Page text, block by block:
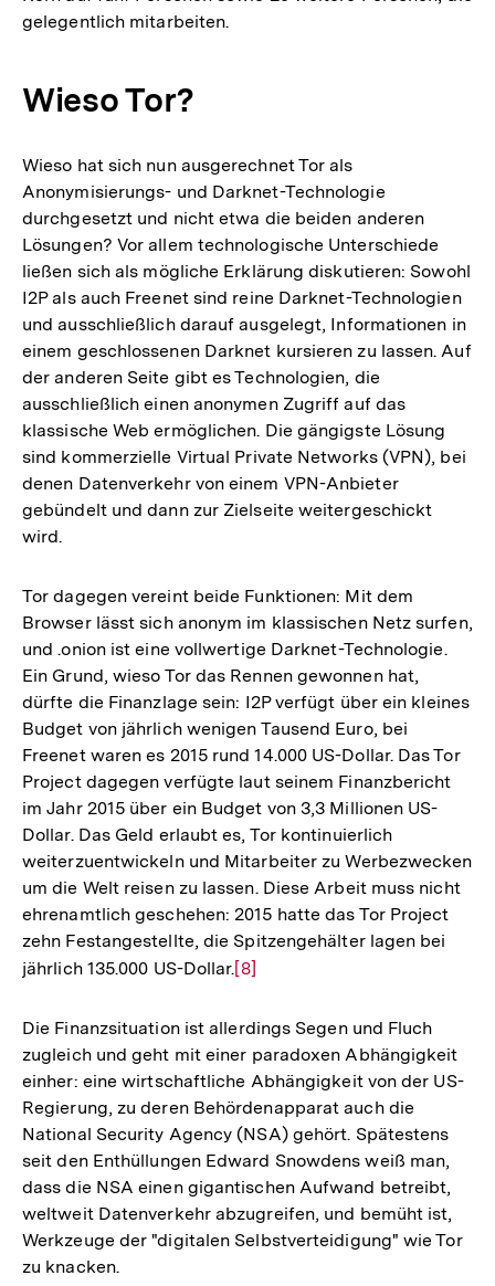
gelegentlich mitarbeiten.
Wieso Tor?
Wieso hat sich nun ausgerechnet Tor als
Anonymisierungs- und Darknet-Technologie
durchgesetzt und nicht etwa die beiden anderen
Lösungen? Vor allem technologische Unterschiede
ließen sich als mögliche Erklärung diskutieren: Sowohl
I2P als auch Freenet sind reine Darknet-Technologien
und ausschließlich darauf ausgelegt, Informationen in
einem geschlossenen Darknet kursieren zu lassen. Auf
der anderen Seite gibt es Technologien, die
ausschließlich einen anonymen Zugriff auf das
klassische Web ermöglichen. Die gängigste Lösung
sind kommerzielle Virtual Private Networks (VPN), bei
denen Datenverkehr von einem VPN-Anbieter
gebündelt und dann zur Zielseite weitergeschickt
wird.
Tor dagegen vereint beide Funktionen: Mit dem
Browser lässt sich anonym im klassischen Netz surfen,
und .onion ist eine vollwertige Darknet-Technologie.
Ein Grund, wieso Tor das Rennen gewonnen hat,
dürfte die Finanzlage sein: I2P verfügt über ein kleines
Budget von jährlich wenigen Tausend Euro, bei
Freenet waren es 2015 rund 14.000 US-Dollar. Das Tor
Project dagegen verfügte laut seinem Finanzbericht
im Jahr 2015 über ein Budget von 3,3 Millionen US-
Dollar. Das Geld erlaubt es, Tor kontinuierlich
weiterzuentwickeln und Mitarbeiter zu Werbezwecken
um die Welt reisen zu lassen. Diese Arbeit muss nicht
ehrenamtlich geschehen: 2015 hatte das Tor Project
zehn Festangestellte, die Spitzengehälter lagen bei
jährlich 135.000 US-Dollar.Zur
der
Fußnote
[8]
Die Finanzsituation ist allerdings Segen und Fluch
zugleich und geht mit einer paradoxen Abhängigkeit
einher: eine wirtschaftliche Abhängigkeit von der US-
Regierung, zu deren Behördenapparat auch die
National Security Agency (NSA) gehört. Spätestens
seit den Enthüllungen Edward Snowdens weiß man,
dass die NSA einen gigantischen Aufwand betreibt,
weltweit Datenverkehr abzugreifen, und bemüht ist,
Werkzeuge der "digitalen Selbstverteidigung" wie Tor
zu knacken.